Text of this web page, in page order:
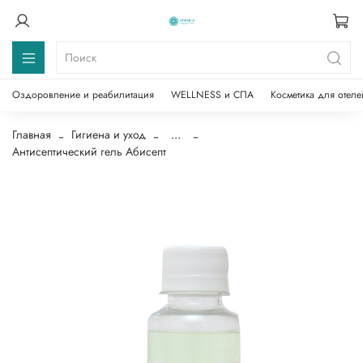
Оздоровление и реабилитация WELLNESS и СПА Косметика для
Главная Гигиена и уход
...
Антисептический гель Абисепт